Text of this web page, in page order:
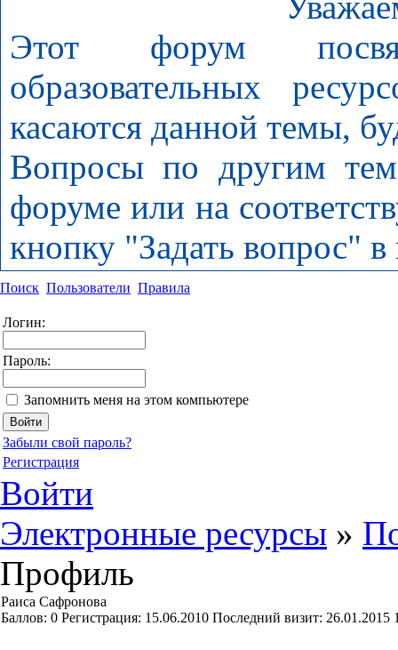
Этот форум
образовательных
касаются данной темы,
Вопросы по другим
форуме или на
кнопку "Задать вопрос"
Поиск Пользователи Правила
Логин:
Пароль:
Запомнить меня на этом компьютере
Забыли свой пароль?
Регистрация
Войти
Электронные ресурсы »
Профиль
Раиса Сафронова
Баллов: 0 Регистрация: 15.06.2010 Последний визит: 26.01.2015